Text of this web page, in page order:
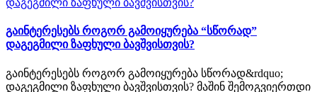
გაინტერესებს როგორ გამოიყურება “სწორად”
დაგეგმილი ზაფხული ბავშვისთვის?
გაინტერესებს როგორ გამოიყურება სწორად&rdquo;
დაგეგმილი ზაფხული ბავშვისთვის? მაშინ შემოგვიერთდი